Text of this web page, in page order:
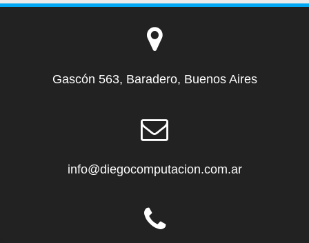
Gascón 563, Baradero, Buenos Aires
info@diegocomputacion.com.ar